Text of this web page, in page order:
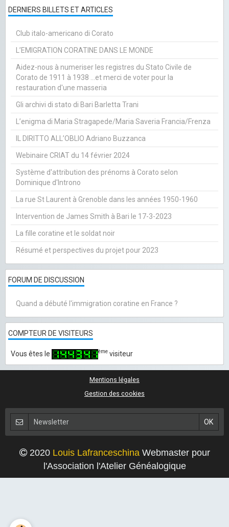
DERNIERS BILLETS ET ARTICLES
Club italo-americano di Corato
L’EMIGRATION CORATINE DANS LE MONDE
Aidez-nous à numeriser les registres du Stato Civile de
Corato de 1911 à 1938 ...et merci de voter pour la
restauration d'une masseria
Gli archivi di stato di Bari Barletta Trani
L’enigma di Maria Stragapede/Maria Saveria Francia/Frenza
IL DIRITTO ALL’OBLIO Adriano Buzzanca
Webinaire CRIAT du 14 février 2024
Système d'attribution des prénoms à Corato selon
Dominique d'Introno
La rue St Laurent à Grenoble dans les années 1950-1960
Intervention de James Smith à Bari le 17-3-2023
La fille coratine et le soldat noir
Résumé et perspectives du projet pour 2023
FORUM DE DISCUSSION
Quand a débuté l'immigration coratine en France ?
COMPTEUR DE VISITEURS
Vous êtes le ème visiteur
Mentions légales
Gestion des cookies
2020 Louis Lafranceschina Webmaster pour
l'Association l'Atelier Généalogique